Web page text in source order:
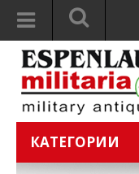
КАТЕГОРИИ